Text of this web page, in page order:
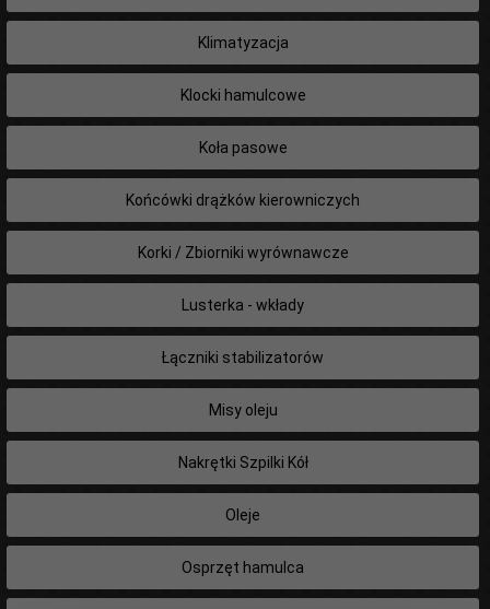
Klimatyzacja
Klocki hamulcowe
Koła pasowe
Końcówki drążków kierowniczych
Korki / Zbiorniki wyrównawcze
Lusterka - wkłady
Łączniki stabilizatorów
Misy oleju
Nakrętki Szpilki Kół
Oleje
Osprzęt hamulca